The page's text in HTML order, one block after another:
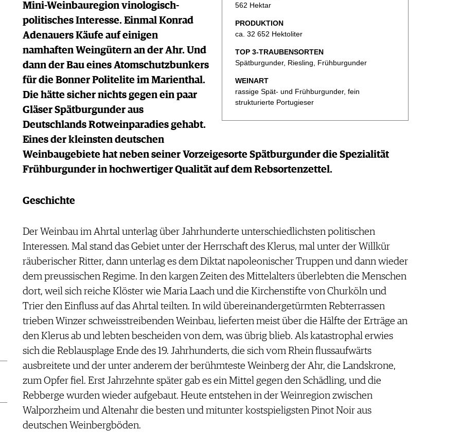
562 Hektar
PRODUKTION
ca. 32 652 Hektoliter
TOP 3-TRAUBENSORTEN
Spätburgunder, Riesling, Frühburgunder
WEINART
rassige Spät- und Frühburgunder, fein
strukturierte Portugieser
Mini-Weinbauregion vinologisch-
politisches Interesse. Einmal Konrad
Adenauers Käufe auf einigen
namhaften Weingütern an der Ahr. Und
dann der Bau eines Atomschutzbunkers
für die Bonner Politelite im Marienthal.
Die hätte sicher nichts gegen ein paar
Gläser Spätburgunder aus
Deutschlands Rotweinparadies gehabt.
Eines der kleinsten deutschen
Weinbaugebiete hat neben seiner Vorzeigesorte Spätburgunder die Spezialität
Frühburgunder in hochwertiger Qualität auf dem Rebsortenzettel.
Geschichte
Der Weinbau im Ahrtal unterlag über Jahrhunderte unterschiedlichsten politischen
Interessen. Mal stand das Gebiet unter der Herrschaft des Klerus, mal unter der Willkür
räuberischer Ritter, dann unterlag es dem Diktat napoleonischer Truppen und dann wieder
dem preussischen Regime. In den kargen Zeiten des Mittelalters überlebten die Menschen
dort, weil sich reiche Klöster wie Maria Laach und die Kirchenstifte von Churköln und
Trier den Einfluss auf das Ahrtal teilten. In wild übereinandergetürmten Rebterrassen
trieben Winzer schweisstreibenden Weinbau, lieferten meist über die Hälfte der Erträge an
den Klerus ab und lebten bescheiden von dem, was übrig blieb. Als katastrophal erwies
sich die Reblausplage Ende des 19. Jahrhunderts, die sich vom Rhein flussaufwärts
ausbreitete und der unter anderem der berühmteste Weinberg der Ahr, die Landskrone,
zum Opfer fiel. Erst Jahrzehnte später gab es ein Mittel gegen den Schädling, und die
Rebberge wurden wieder aufgebaut. Heute entstehen in der Weinregion zwischen
Walporzheim und Altenahr die besten und mitunter kostspieligsten Pinot Noir aus
deutschen Weinbergböden.